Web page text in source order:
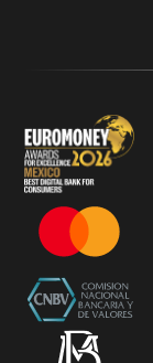
Términos y
Términos y
Términos y
supermercados
Términos y
Términos y
Términos y
con 0% de
Términos y
Powered by Klar
Klarfest - Mayo
Klarfest - Día